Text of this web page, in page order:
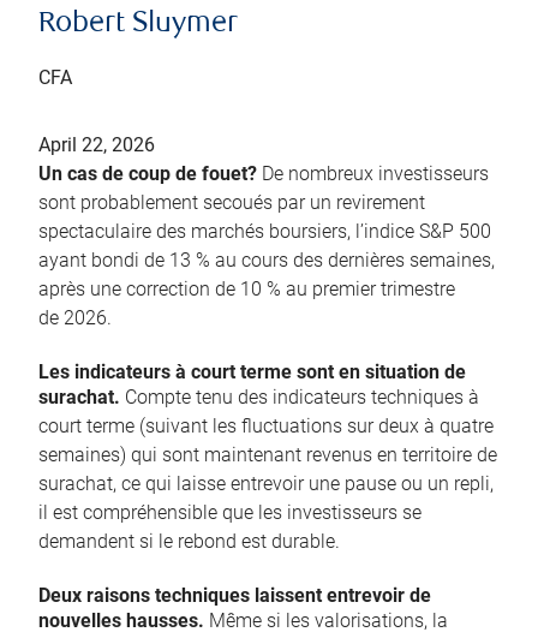
Robert Sluymer
CFA
April 22, 2026
Un cas de coup de fouet? De nombreux investisseurs
sont probablement secoués par un revirement
spectaculaire des marchés boursiers, l’indice S&P 500
ayant bondi de 13 % au cours des dernières semaines,
après une correction de 10 % au premier trimestre
de 2026.
Les indicateurs à court terme sont en situation de
surachat. Compte tenu des indicateurs techniques à
court terme (suivant les fluctuations sur deux à quatre
semaines) qui sont maintenant revenus en territoire de
surachat, ce qui laisse entrevoir une pause ou un repli,
il est compréhensible que les investisseurs se
demandent si le rebond est durable.
Deux raisons techniques laissent entrevoir de
nouvelles hausses. Même si les valorisations, la